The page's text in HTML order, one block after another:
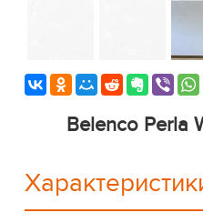
Belenco Perla